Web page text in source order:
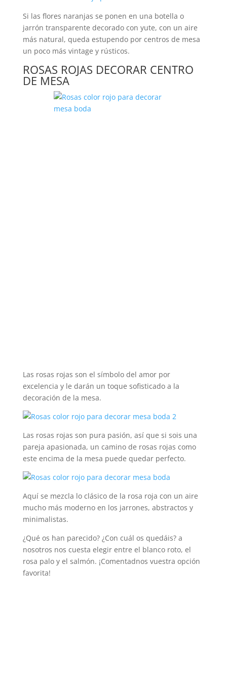
Si las flores naranjas se ponen en una botella o
jarrón transparente decorado con yute, con un aire
más natural, queda estupendo por centros de mesa
un poco más vintage y rústicos.
ROSAS ROJAS DECORAR CENTRO
DE MESA
Las rosas rojas son el símbolo del amor por
excelencia y le darán un toque sofisticado a la
decoración de la mesa.
Las rosas rojas son pura pasión, así que si sois una
pareja apasionada, un camino de rosas rojas como
este encima de la mesa puede quedar perfecto.
Aquí se mezcla lo clásico de la rosa roja con un aire
mucho más moderno en los jarrones, abstractos y
minimalistas.
¿Qué os han parecido? ¿Con cuál os quedáis? a
nosotros nos cuesta elegir entre el blanco roto, el
rosa palo y el salmón. ¡Comentadnos vuestra opción
favorita!